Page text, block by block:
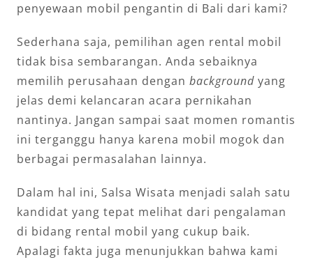
penyewaan mobil pengantin di Bali dari kami?
Sederhana saja, pemilihan agen rental mobil
tidak bisa sembarangan. Anda sebaiknya
memilih perusahaan dengan background yang
jelas demi kelancaran acara pernikahan
nantinya. Jangan sampai saat momen romantis
ini terganggu hanya karena mobil mogok dan
berbagai permasalahan lainnya.
Dalam hal ini, Salsa Wisata menjadi salah satu
kandidat yang tepat melihat dari pengalaman
di bidang rental mobil yang cukup baik.
Apalagi fakta juga menunjukkan bahwa kami